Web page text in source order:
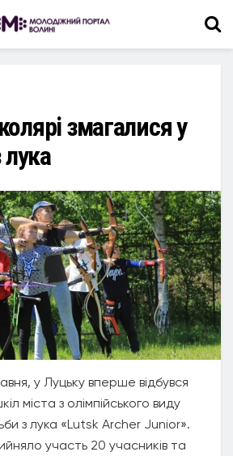
змагалися у
лука
у Луцьку вперше відбувся
міста з олімпійського виду
з лука «Lutsk Archer Junior».
участь 20 учасників та